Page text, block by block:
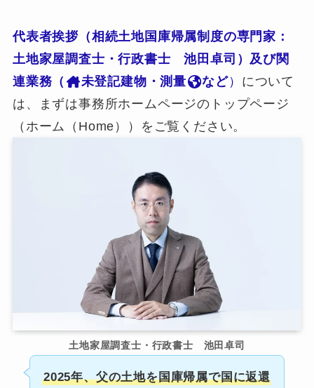
代表者挨拶（相続土地国庫帰属制度の専門家：
土地家屋調査士・行政書士 池田卓司）及び関
連業務（
未登記建物・測量 など） について
は、まずは事務所ホームページのトップページ
（ホーム（Home））をご覧ください。
土地家屋調査士・行政書士 池田卓司
2025年、父の土地を国庫帰属で国に返還